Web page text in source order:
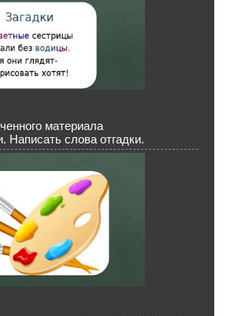
материала
Написать слова отгадки.